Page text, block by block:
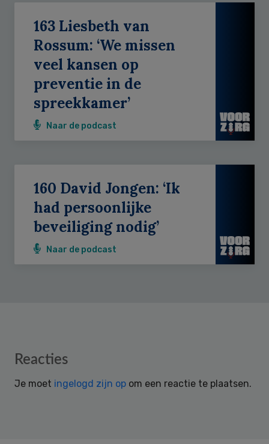
163 Liesbeth van
Rossum: ‘We missen
veel kansen op
preventie in de
spreekkamer’
Naar de podcast
160 David Jongen: ‘Ik
had persoonlijke
beveiliging nodig’
Naar de podcast
Reader
Reacties
Je moet ingelogd zijn op om een reactie te plaatsen.